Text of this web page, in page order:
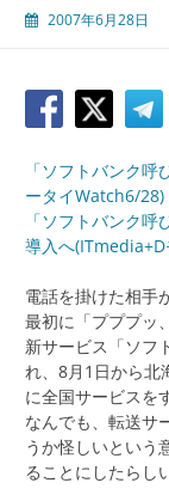
2007年6月28日
「ソフトバンク
ータイWatch6/28)
「ソフトバンク
導入へ
電話を掛けた相手
最初に「プププッ
新サービス「ソフ
れ、8月1日から北
に全国サービスを
なんでも、転送サ
うか怪しいという
ることにしたらし